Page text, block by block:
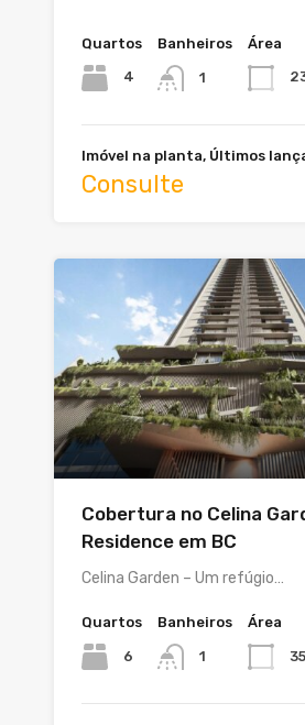
Quartos
4
Banheiros
1
Área
Imóvel na planta, Últimos
Consulte
Cobertura no Celina
Residence em BC
Celina Garden – Um refúgio…
Quartos
6
Banheiros
1
Área